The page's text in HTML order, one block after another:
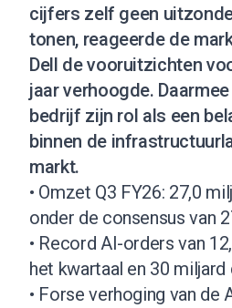
cijfers zelf geen
tonen, reageerde de
Dell de vooruitzichten
jaar verhoogde.
bedrijf zijn rol als een
binnen de
markt.
• Omzet Q3 FY26: 27,0
onder de consensus van
• Record AI-orders van
het kwartaal en 30
• Forse verhoging van de